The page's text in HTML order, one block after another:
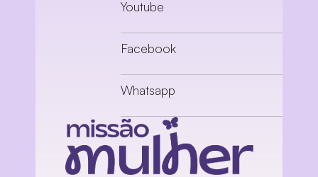
Youtube
Facebook
Whatsapp